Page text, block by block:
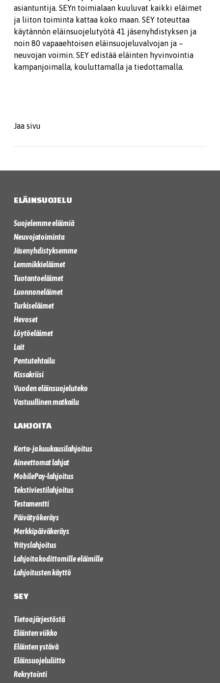
asiantuntija. SEYn toimialaan kuuluvat kaikki eläimet
ja liiton toiminta kattaa koko maan. SEY toteuttaa
käytännön eläinsuojelutyötä 41 jäsenyhdistyksen ja
noin 80 vapaaehtoisen eläinsuojeluvalvojan ja –
neuvojan voimin. SEY edistää eläinten hyvinvointia
kampanjoimalla, kouluttamalla ja tiedottamalla.
Jaa sivu
ELÄINSUOJELU
Suojelemme eläimiä
Neuvojatoiminta
Jäsenyhdistyksemme
Lemmikkieläimet
Tuotantoeläimet
Luonnoneläimet
Turkiseläimet
Hevoset
Löytöeläimet
Lait
Pentutehtailu
Kissakriisi
Vuoden eläinsuojeluteko
Vastuullinen matkailu
LAHJOITA
Kerta- ja kuukausilahjoitus
Aineettomat lahjat
MobilePay-lahjoitus
Tekstiviestilahjoitus
Testamentti
Päivätyökeräys
Merkkipäiväkeräys
Yrityslahjoitus
Lahjoita kodittomille eläimille
Lahjoitusten käyttö
SEY
Tietoa järjestöstä
Eläinten viikko
Eläinten ystävä
Eläinsuojeluliitto
Rekrytointi